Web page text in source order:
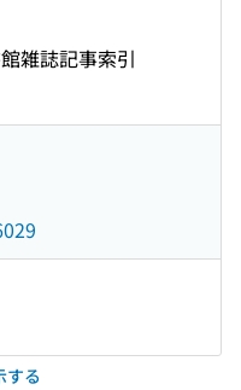
雑誌記事索引
する